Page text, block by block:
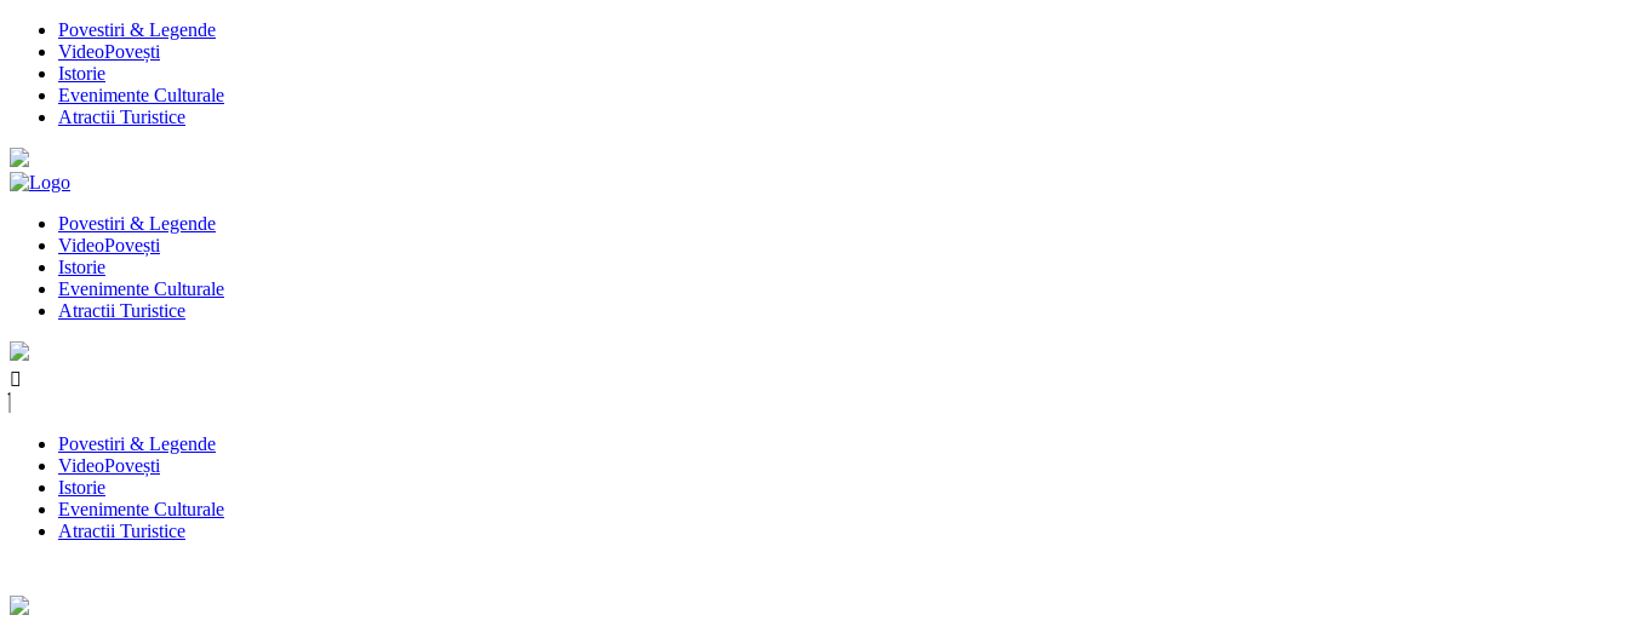
Povestiri & Legende
VideoPovești
Istorie
Evenimente Culturale
Atractii Turistice
Povestiri & Legende
VideoPovești
Istorie
Evenimente Culturale
Atractii Turistice
Povestiri & Legende
VideoPovești
Istorie
Evenimente Culturale
Atractii Turistice